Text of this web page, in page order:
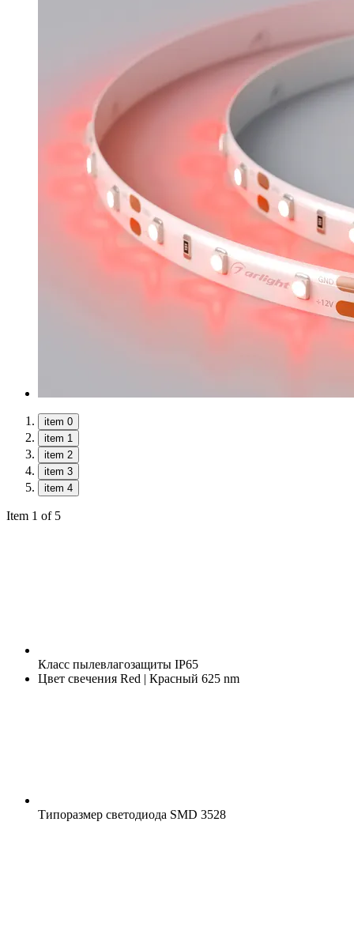
item 0
item 1
item 2
item 3
item 4
Item 1 of 5
Класс пылевлагозащиты IP65
Цвет свечения Red | Красный 625 nm
Типоразмер светодиода SMD 3528